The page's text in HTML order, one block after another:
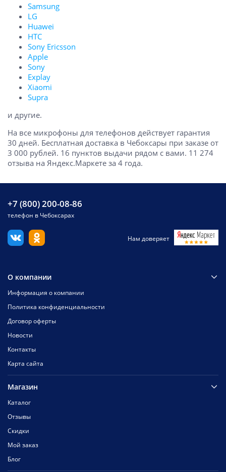
Samsung
LG
Huawei
HTC
Sony Ericsson
Apple
Sony
Explay
Xiaomi
Supra
и другие.
На все микрофоны для телефонов действует гарантия
30 дней. Бесплатная доставка в Чебоксары при заказе от
3 000 рублей. 16 пунктов выдачи рядом с вами. 11 274
отзыва на Яндекс.Маркете за 4 года.
+7 (800) 200-08-86
телефон в Чебоксарах
Нам доверяет
О компании
Информация о компании
Политика конфиденциальности
Договор оферты
Новости
Контакты
Карта сайта
Магазин
Каталог
Отзывы
Скидки
Мой заказ
Блог